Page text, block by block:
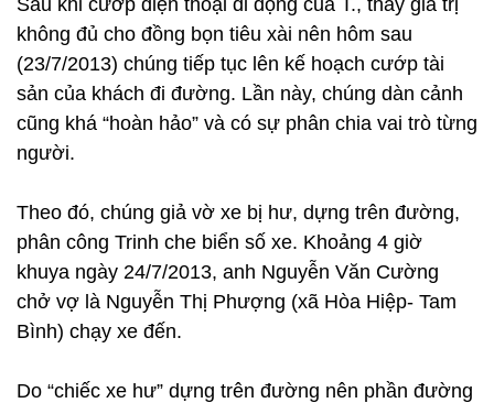
Sau khi cướp điện thoại di động của T., thấy giá trị
không đủ cho đồng bọn tiêu xài nên hôm sau
(23/7/2013) chúng tiếp tục lên kế hoạch cướp tài
sản của khách đi đường. Lần này, chúng dàn cảnh
cũng khá “hoàn hảo” và có sự phân chia vai trò từng
người.
Theo đó, chúng giả vờ xe bị hư, dựng trên đường,
phân công Trinh che biển số xe. Khoảng 4 giờ
khuya ngày 24/7/2013, anh Nguyễn Văn Cường
chở vợ là Nguyễn Thị Phượng (xã Hòa Hiệp- Tam
Bình) chạy xe đến.
Do “chiếc xe hư” dựng trên đường nên phần đường